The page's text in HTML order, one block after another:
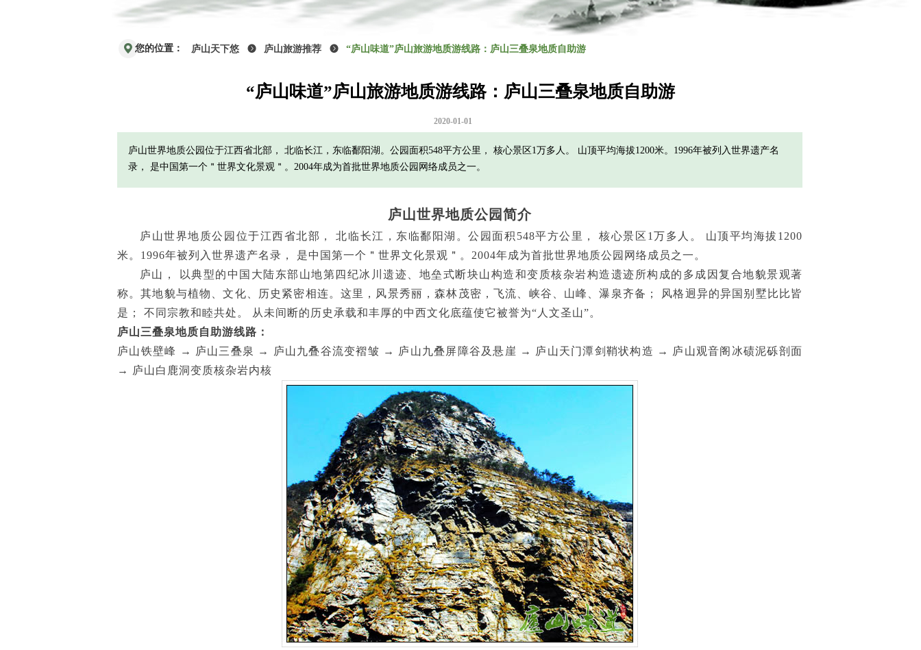
庐山世界地质公园位于江西省北部， 北临长江，东临鄱阳湖。公园面积548平方公里， 核心景区1万多人。 山顶平均海拔1200米。1996年被列入世界遗产名
录， 是中国第一个＂世界文化景观＂。2004年成为首批世界地质公园网络成员之一。
庐山世界地质公园简介
庐山世界地质公园位于江西省北部， 北临长江，东临鄱阳湖。公园面积548平方公里， 核心景区1万多人。 山顶平均海拔1200
米。1996年被列入世界遗产名录， 是中国第一个＂世界文化景观＂。2004年成为首批世界地质公园网络成员之一。
庐山， 以典型的中国大陆东部山地第四纪冰川遗迹、地垒式断块山构造和变质核杂岩构造遗迹所构成的多成因复合地貌景观著
称。其地貌与植物、文化、历史紧密相连。这里，风景秀丽，森林茂密，飞流、峡谷、山峰、瀑泉齐备； 风格迥异的异国别墅比比皆
是； 不同宗教和睦共处。 从未间断的历史承载和丰厚的中西文化底蕴使它被誉为“人文圣山”。
庐山三叠泉地质自助游线路：
庐山铁壁峰 → 庐山三叠泉 → 庐山九叠谷流变褶皱 → 庐山九叠屏障谷及悬崖 → 庐山天门潭剑鞘状构造 → 庐山观音阁冰碛泥砾剖面
→ 庐山白鹿洞变质核杂岩内核
庐山天下悠 뀹 庐山旅游推荐 뀹 “庐山味道”庐山旅游地质游线路：庐山三叠泉地质自助游
您的位置：
“庐山味道”庐山旅游地质游线路：庐山三叠泉地质自助游
2020-01-01